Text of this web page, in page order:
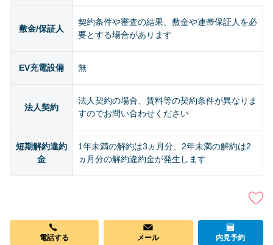
敷金/保証人
契約条件や審査の結果、敷金や連帯保証人を必
要とする場合があります
EV充電設備 無
法人契約
法人契約の場合、賃料等の契約条件が異なりま
すのでお問い合わせください
短期解約違約
金
1年未満の解約は3ヵ月分、2年未満の解約は2
ヵ月分の解約違約金が発生します
電話する メール 内見予約